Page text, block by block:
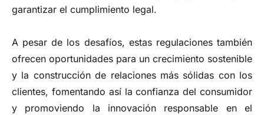
garantizar el cumplimiento legal.
A pesar de los desafíos, estas regulaciones también
ofrecen oportunidades para un crecimiento sostenible
y la construcción de relaciones más sólidas con los
clientes, fomentando así la confianza del consumidor
y promoviendo la innovación responsable en el